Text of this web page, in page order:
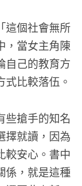
這個社會無所
，當女主角陳
自己的教育方
比較落伍。
些搶手的知名
擇就讀，因為
較安心。書中
係，就是這種